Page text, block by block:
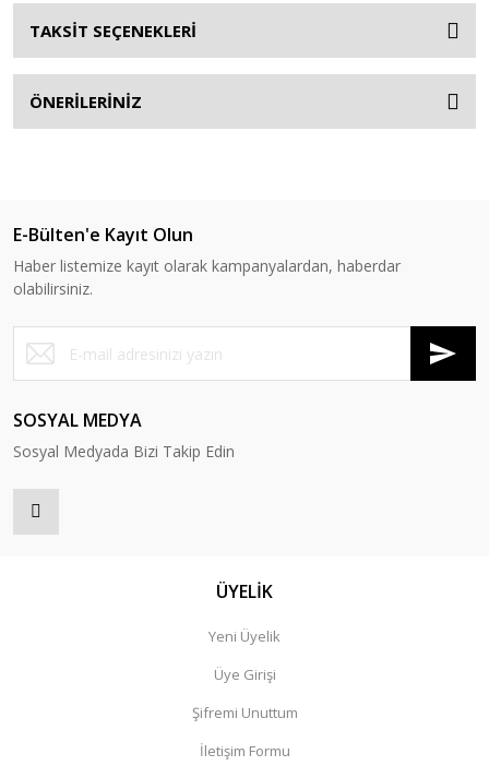
TAKSİT SEÇENEKLERİ
ÖNERİLERİNİZ
E-Bülten'e Kayıt Olun
Haber listemize kayıt olarak kampanyalardan, haberdar
olabilirsiniz.
SOSYAL MEDYA
Sosyal Medyada Bizi Takip Edin
ÜYELİK
Yeni Üyelik
Üye Girişi
Şifremi Unuttum
İletişim Formu